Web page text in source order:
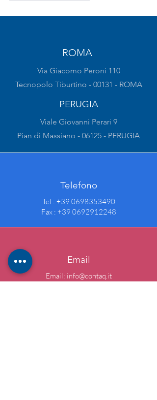
ROMA
Via Giacomo Peroni 110
Tecnopolo Tiburtino - 00131 - ROMA
PERUGIA
Viale Giovanni Perari 9
Pian di Massiano - 06125 - PERUGIA
Telefono
Tel : +39 0698353490
Fax : +39 0692912248
Email
Email: info@contaq.it